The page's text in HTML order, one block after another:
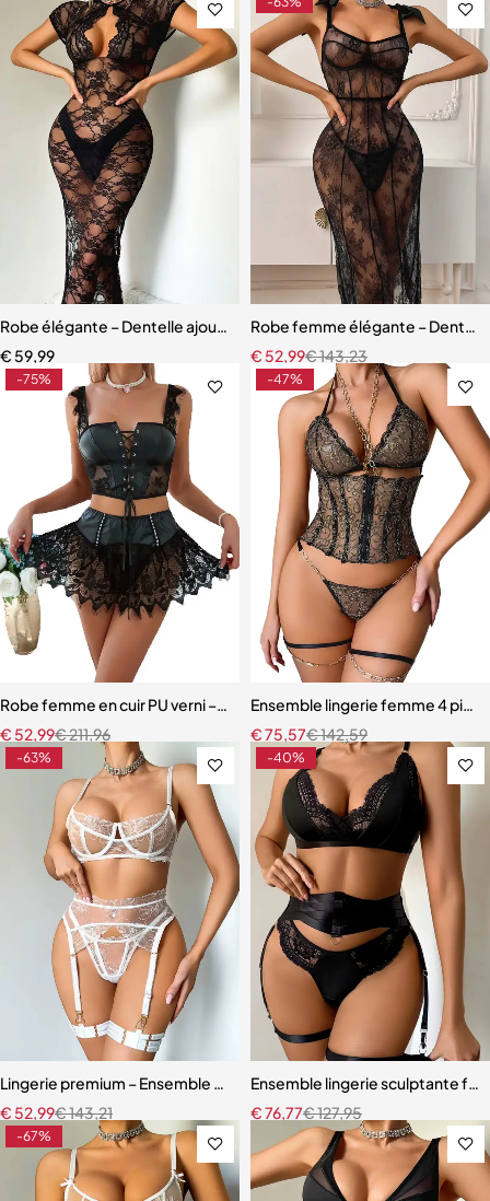
Robe élégante – Dentelle ajourée avec fente haute et effet
€ 59,99
Robe femme élégante –
€143,23
€ 52,99
-75%
Robe femme en cuir PU verni – Dentelle à cils et détails à œillets
€211,96
€ 52,99
-47%
Ensemble lingerie femme 4
€142,59
€75,57
-63%
Lingerie premium – Ensemble en broderie florale avec soutien-
€143,21
€ 52,99
-40%
Ensemble lingerie sculptante
€127,95
€76,77
-67%